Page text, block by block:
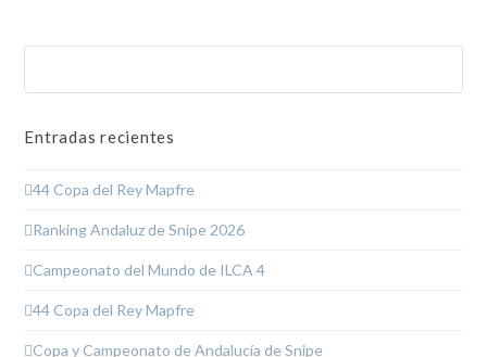
Entradas recientes
44 Copa del Rey Mapfre
Ranking Andaluz de Snipe 2026
Campeonato del Mundo de ILCA 4
44 Copa del Rey Mapfre
Copa y Campeonato de Andalucía de Snipe